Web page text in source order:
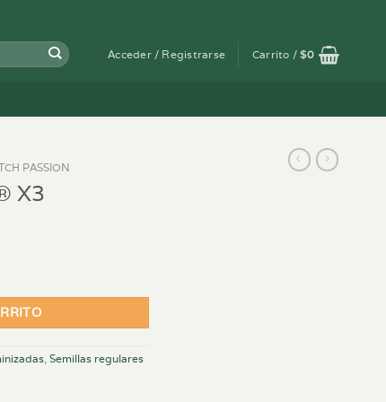
Acceder / Registrarse Carrito /$0
PASSION
X3
Semillas regulares